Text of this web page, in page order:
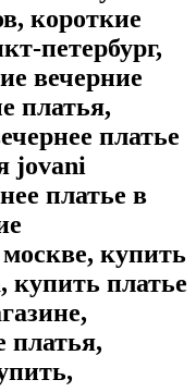
короткие
петербург,
вечерние
платья,
платье
jovani
платье в
купить
купить платье
платья,